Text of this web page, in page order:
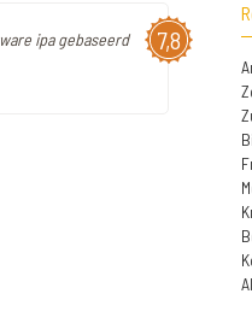
7,8
ipa gebaseerd